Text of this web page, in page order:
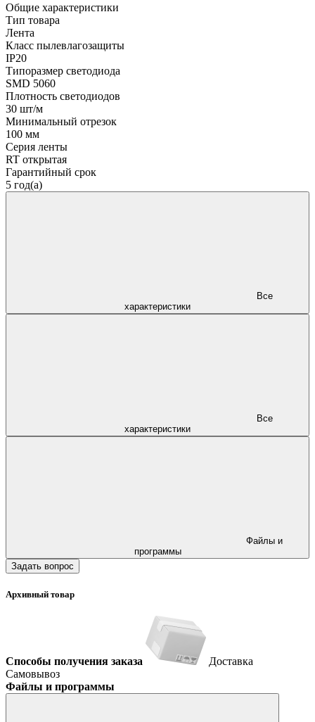
Общие характеристики
Тип товара
Лента
Класс пылевлагозащиты
IP20
Типоразмер светодиода
SMD 5060
Плотность светодиодов
30 шт/м
Минимальный отрезок
100 мм
Серия ленты
RT открытая
Гарантийный срок
5 год(а)
характеристики
характеристики
программы
Задать вопрос
Архивный товар
Способы получения заказа
Доставка
Самовывоз
Файлы и программы